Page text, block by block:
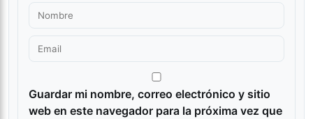
Guardar mi nombre, correo electrónico y sitio
web en este navegador para la próxima vez que